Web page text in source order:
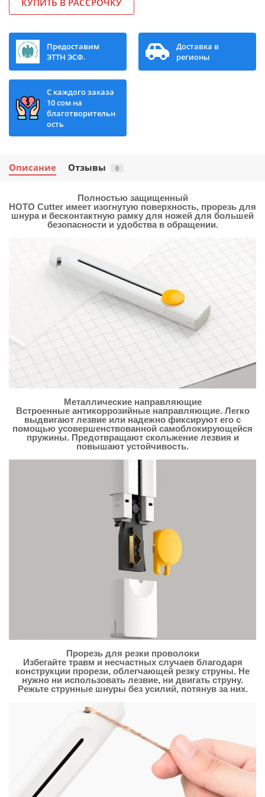
КУПИТЬ В РАССРОЧКУ
Предоставим
ЭТТН ЭСФ.
Доставка в
регионы
С каждого заказа
10 сом на
благотворительн
ость
Описание Отзывы 0
Полностью защищенный
HOTO Cutter имеет изогнутую поверхность, прорезь для
шнура и бесконтактную рамку для ножей для большей
безопасности и удобства в обращении.
Металлические направляющие
Встроенные антикоррозийные направляющие. Легко
выдвигают лезвие или надежно фиксируют его с
помощью усовершенствованной самоблокирующейся
пружины. Предотвращают скольжение лезвия и
повышают устойчивость.
Прорезь для резки проволоки
Избегайте травм и несчастных случаев благодаря
конструкции прорези, облегчающей резку струны. Не
нужно ни использовать лезвие, ни двигать струну.
Режьте струнные шнуры без усилий, потянув за них.